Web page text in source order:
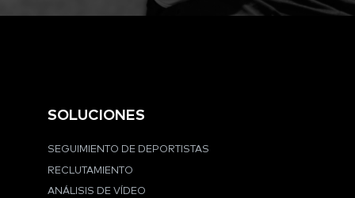
SOLUCIONES
SEGUIMIENTO DE DEPORTISTAS
RECLUTAMIENTO
ANÁLISIS DE VÍDEO